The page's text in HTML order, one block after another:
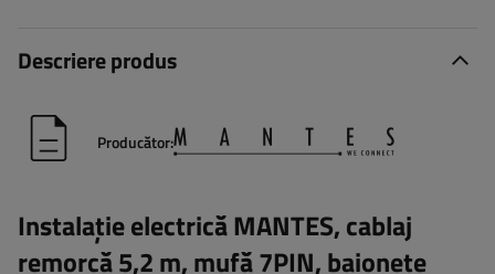
Descriere produs
Producător:
Instalație electrică MANTES, cablaj
remorcă 5,2 m, mufă 7PIN, baionete